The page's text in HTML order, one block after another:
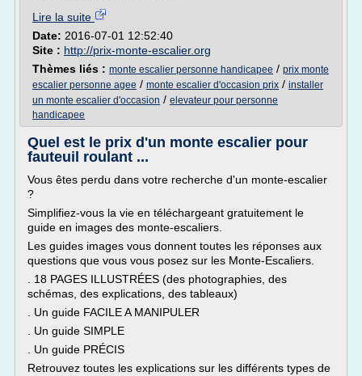
Lire la suite
Date: 2016-07-01 12:52:40
Site : http://prix-monte-escalier.org
Thèmes liés : monte escalier personne handicapee / prix monte
escalier personne agee / monte escalier d'occasion prix / installer
un monte escalier d'occasion / elevateur pour personne
handicapee
Quel est le prix d'un monte escalier pour
fauteuil roulant ...
Vous êtes perdu dans votre recherche d'un monte-escalier
?
Simplifiez-vous la vie en téléchargeant gratuitement le
guide en images des monte-escaliers.
Les guides images vous donnent toutes les réponses aux
questions que vous vous posez sur les Monte-Escaliers.
. 18 PAGES ILLUSTRÉES (des photographies, des
schémas, des explications, des tableaux)
. Un guide FACILE A MANIPULER
. Un guide SIMPLE
. Un guide PRÉCIS
Retrouvez toutes les explications sur les différents types de